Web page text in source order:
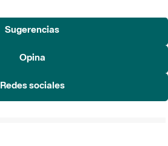
Sugerencias
Opina
Redes sociales